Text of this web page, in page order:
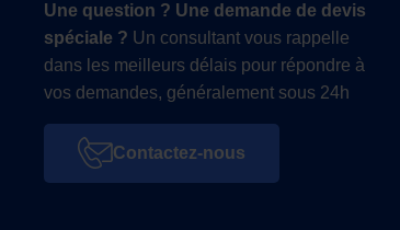
Une question ? Une demande de devis
spéciale ? Un consultant vous rappelle
dans les meilleurs délais pour répondre à
vos demandes, généralement sous 24h
Contactez-nous